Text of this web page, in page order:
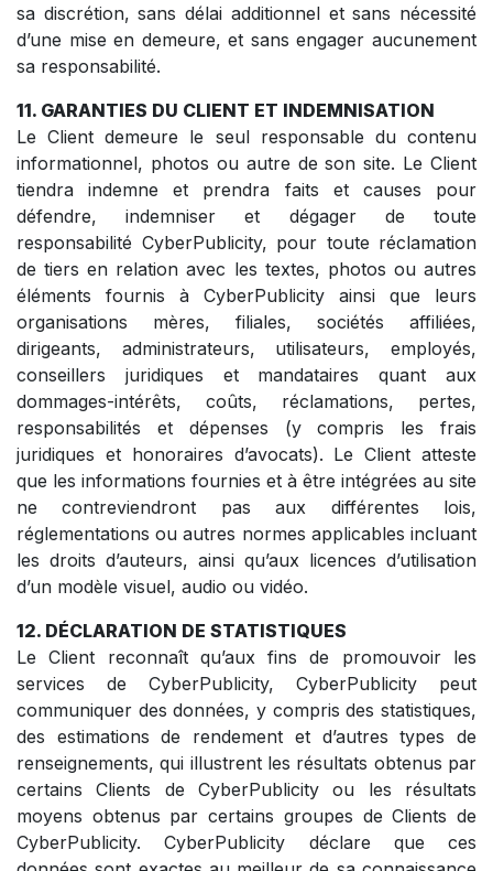
sa discrétion, sans délai additionnel et sans nécessité
d’une mise en demeure, et sans engager aucunement
sa responsabilité.
11. GARANTIES DU CLIENT ET INDEMNISATION
Le Client demeure le seul responsable du contenu
informationnel, photos ou autre de son site. Le Client
tiendra indemne et prendra faits et causes pour
défendre, indemniser et dégager de toute
responsabilité CyberPublicity, pour toute réclamation
de tiers en relation avec les textes, photos ou autres
éléments fournis à CyberPublicity ainsi que leurs
organisations mères, filiales, sociétés affiliées,
dirigeants, administrateurs, utilisateurs, employés,
conseillers juridiques et mandataires quant aux
dommages-intérêts, coûts, réclamations, pertes,
responsabilités et dépenses (y compris les frais
juridiques et honoraires d’avocats). Le Client atteste
que les informations fournies et à être intégrées au site
ne contreviendront pas aux différentes lois,
réglementations ou autres normes applicables incluant
les droits d’auteurs, ainsi qu’aux licences d’utilisation
d’un modèle visuel, audio ou vidéo.
12. DÉCLARATION DE STATISTIQUES
Le Client reconnaît qu’aux fins de promouvoir les
services de CyberPublicity, CyberPublicity peut
communiquer des données, y compris des statistiques,
des estimations de rendement et d’autres types de
renseignements, qui illustrent les résultats obtenus par
certains Clients de CyberPublicity ou les résultats
moyens obtenus par certains groupes de Clients de
CyberPublicity. CyberPublicity déclare que ces